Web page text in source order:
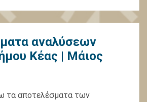
αναλύσεων
Κέας | Μάιος
τα αποτελέσματα των